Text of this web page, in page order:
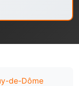
de-Dôme